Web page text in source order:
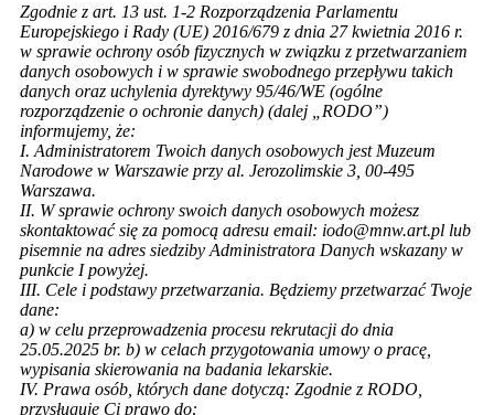
Zgodnie z art. 13 ust. 1-2 Rozporządzenia Parlamentu
Europejskiego i Rady (UE) 2016/679 z dnia 27 kwietnia 2016 r.
w sprawie ochrony osób fizycznych w związku z przetwarzaniem
danych osobowych i w sprawie swobodnego przepływu takich
danych oraz uchylenia dyrektywy 95/46/WE (ogólne
rozporządzenie o ochronie danych) (dalej „RODO”)
informujemy, że:
I. Administratorem Twoich danych osobowych jest Muzeum
Narodowe w Warszawie przy al. Jerozolimskie 3, 00-495
Warszawa.
II. W sprawie ochrony swoich danych osobowych możesz
skontaktować się za pomocą adresu email: iodo@mnw.art.pl lub
pisemnie na adres siedziby Administratora Danych wskazany w
punkcie I powyżej.
III. Cele i podstawy przetwarzania. Będziemy przetwarzać Twoje
dane:
a) w celu przeprowadzenia procesu rekrutacji do dnia
25.05.2025 br. b) w celach przygotowania umowy o pracę,
wypisania skierowania na badania lekarskie.
IV. Prawa osób, których dane dotyczą: Zgodnie z RODO,
przysługuje Ci prawo do: